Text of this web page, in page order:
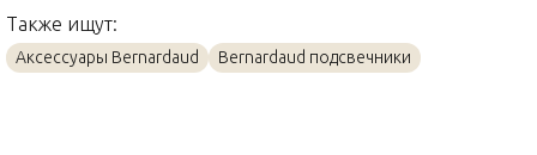
Также ищут:
Аксессуары Bernardaud Bernardaud подсвечники